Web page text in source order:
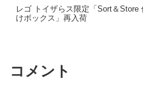
レゴ トイザらス限定「Sort＆Store
けボックス」再入荷
コメント